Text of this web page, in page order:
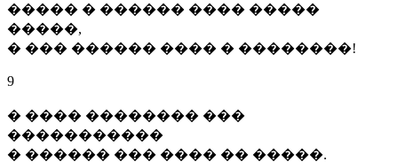
����� � ������ ���� �����
�����,
� ��� ������ ���� � ��������!
9
� ���� �������� ���
�����������
� ������ ��� ���� �� �����.